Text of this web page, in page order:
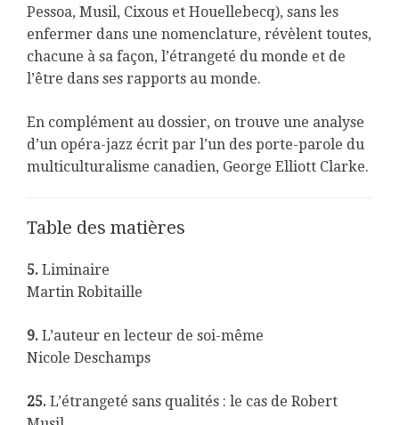
Pessoa, Musil, Cixous et Houellebecq), sans les
enfermer dans une nomenclature, révèlent toutes,
chacune à sa façon, l’étrangeté du monde et de
l’être dans ses rapports au monde.
En complément au dossier, on trouve une analyse
d’un opéra-jazz écrit par l’un des porte-parole du
multiculturalisme canadien, George Elliott Clarke.
Table des matières
5. Liminaire
Martin Robitaille
9. L’auteur en lecteur de soi-même
Nicole Deschamps
25. L’étrangeté sans qualités : le cas de Robert